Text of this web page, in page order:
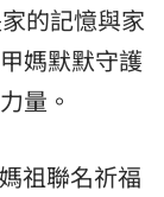
的記憶與家
媽默默守護
量。
祖聯名祈福